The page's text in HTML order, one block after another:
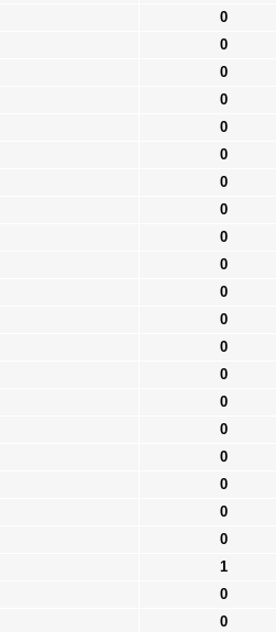
0
0
0
0
0
0
0
0
0
0
0
0
0
0
0
0
0
0
0
0
1
0
0